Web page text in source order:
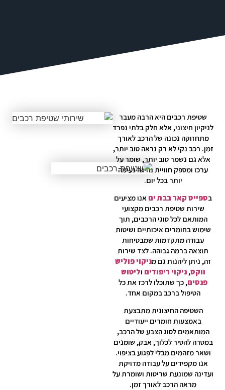
שטיפת רכבים היא הרבה מעבר
לניקיון חיצוני, אלא חלק בלתי נפרד
מתחזוקה נכונה של הרכב לאורך
זמן. רכב נקי לא רק נראה טוב יותר,
אלא גם נשמר טוב יותר, שומר על
ערכו ומספק חוויית נהיגה נעימה
יותר בכל יום.
בספייס קאר בבת ים אנו מציעים
שירות שטיפת רכבים מקצועי
המותאם לכל סוגי הרכבים, תוך
שימוש בחומרים איכותיים ושיטות
עבודה מתקדמות שמבטיחות
תוצאה ברמה גבוהה. לצד שירות
זה, ניתן ליהנות גם מניקוי פוליש
ווקס,ניקוי ריפודים וליטוש
פנסים, כך שתוכלו לרכז את כל
הטיפול ברכב במקום אחד.
השטיפה החיצונית מתבצעת
באמצעות חומרים ייעודיים
המותאמים לסוג הצבע של הרכב,
במטרה להסיר לכלוך, אבק, שומנים
ושאר מזהמים מבלי לפגוע בציפוי.
אנו מקפידים על עבודה מדויקת
ועדינה שמונעת שריטות ושומרת על
מראה הרכב לאורך זמן.